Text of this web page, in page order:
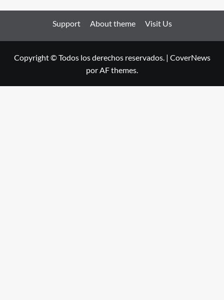
Support About theme Visit Us
Copyright © Todos los derechos reservados. | CoverNews
por AF themes.